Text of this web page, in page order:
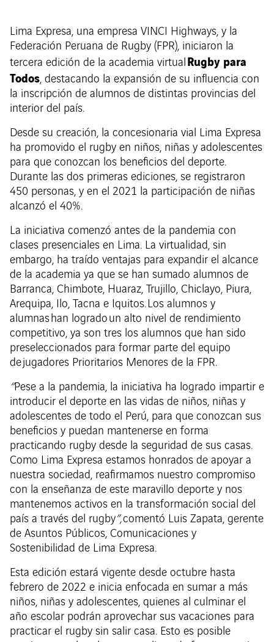
Lima Expresa, una empresa VINCI Highways, y la
Federación Peruana de Rugby (FPR), iniciaron la
tercera edición de la academia virtual Rugby para
Todos, destacando la expansión de su influencia con
la inscripción de alumnos de distintas provincias del
interior del país.
Desde su creación, la concesionaria vial Lima Expresa
ha promovido el rugby en niños, niñas y adolescentes
para que conozcan los beneficios del deporte.
Durante las dos primeras ediciones, se registraron
450 personas, y en el 2021 la participación de niñas
alcanzó el 40%.
La iniciativa comenzó antes de la pandemia con
clases presenciales en Lima. La virtualidad, sin
embargo, ha traído ventajas para expandir el alcance
de la academia ya que se han sumado alumnos de
Barranca, Chimbote, Huaraz, Trujillo, Chiclayo, Piura,
Arequipa, Ilo, Tacna e Iquitos. Los alumnos y
alumnas han logrado un alto nivel de rendimiento
competitivo, ya son tres los alumnos que han sido
preseleccionados para formar parte del equipo
de jugadores Prioritarios Menores de la FPR.
“Pese a la pandemia, la iniciativa ha logrado impartir e
introducir el deporte en las vidas de niños, niñas y
adolescentes de todo el Perú, para que conozcan sus
beneficios y puedan mantenerse en forma
practicando rugby desde la seguridad de sus casas.
Como Lima Expresa estamos honrados de apoyar a
nuestra sociedad, reafirmamos nuestro compromiso
con la enseñanza de este maravillo deporte y nos
mantenemos activos en la transformación social del
país a través del rugby”,comentó Luis Zapata, gerente
de Asuntos Públicos, Comunicaciones y
Sostenibilidad de Lima Expresa.
Esta edición estará vigente desde octubre hasta
febrero de 2022 e inicia enfocada en sumar a más
niños, niñas y adolescentes, quienes al culminar el
año escolar podrán aprovechar sus vacaciones para
practicar el rugby sin salir casa. Esto es posible